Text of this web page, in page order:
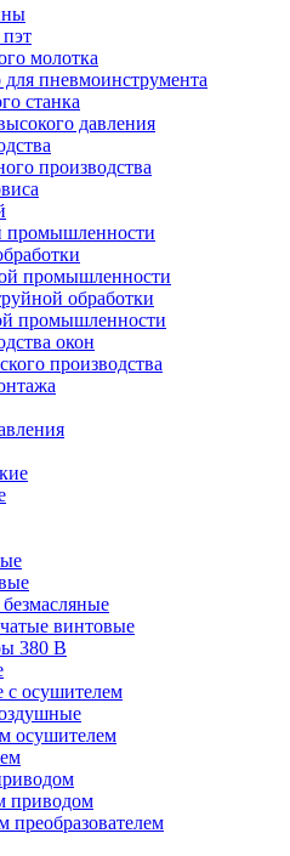
молотка
пневмоинструмента
станка
давления
производства
промышленности
промышленности
обработки
промышленности
окон
производства
винтовые
380 В
с осушителем
осушителем
приводом
преобразователем